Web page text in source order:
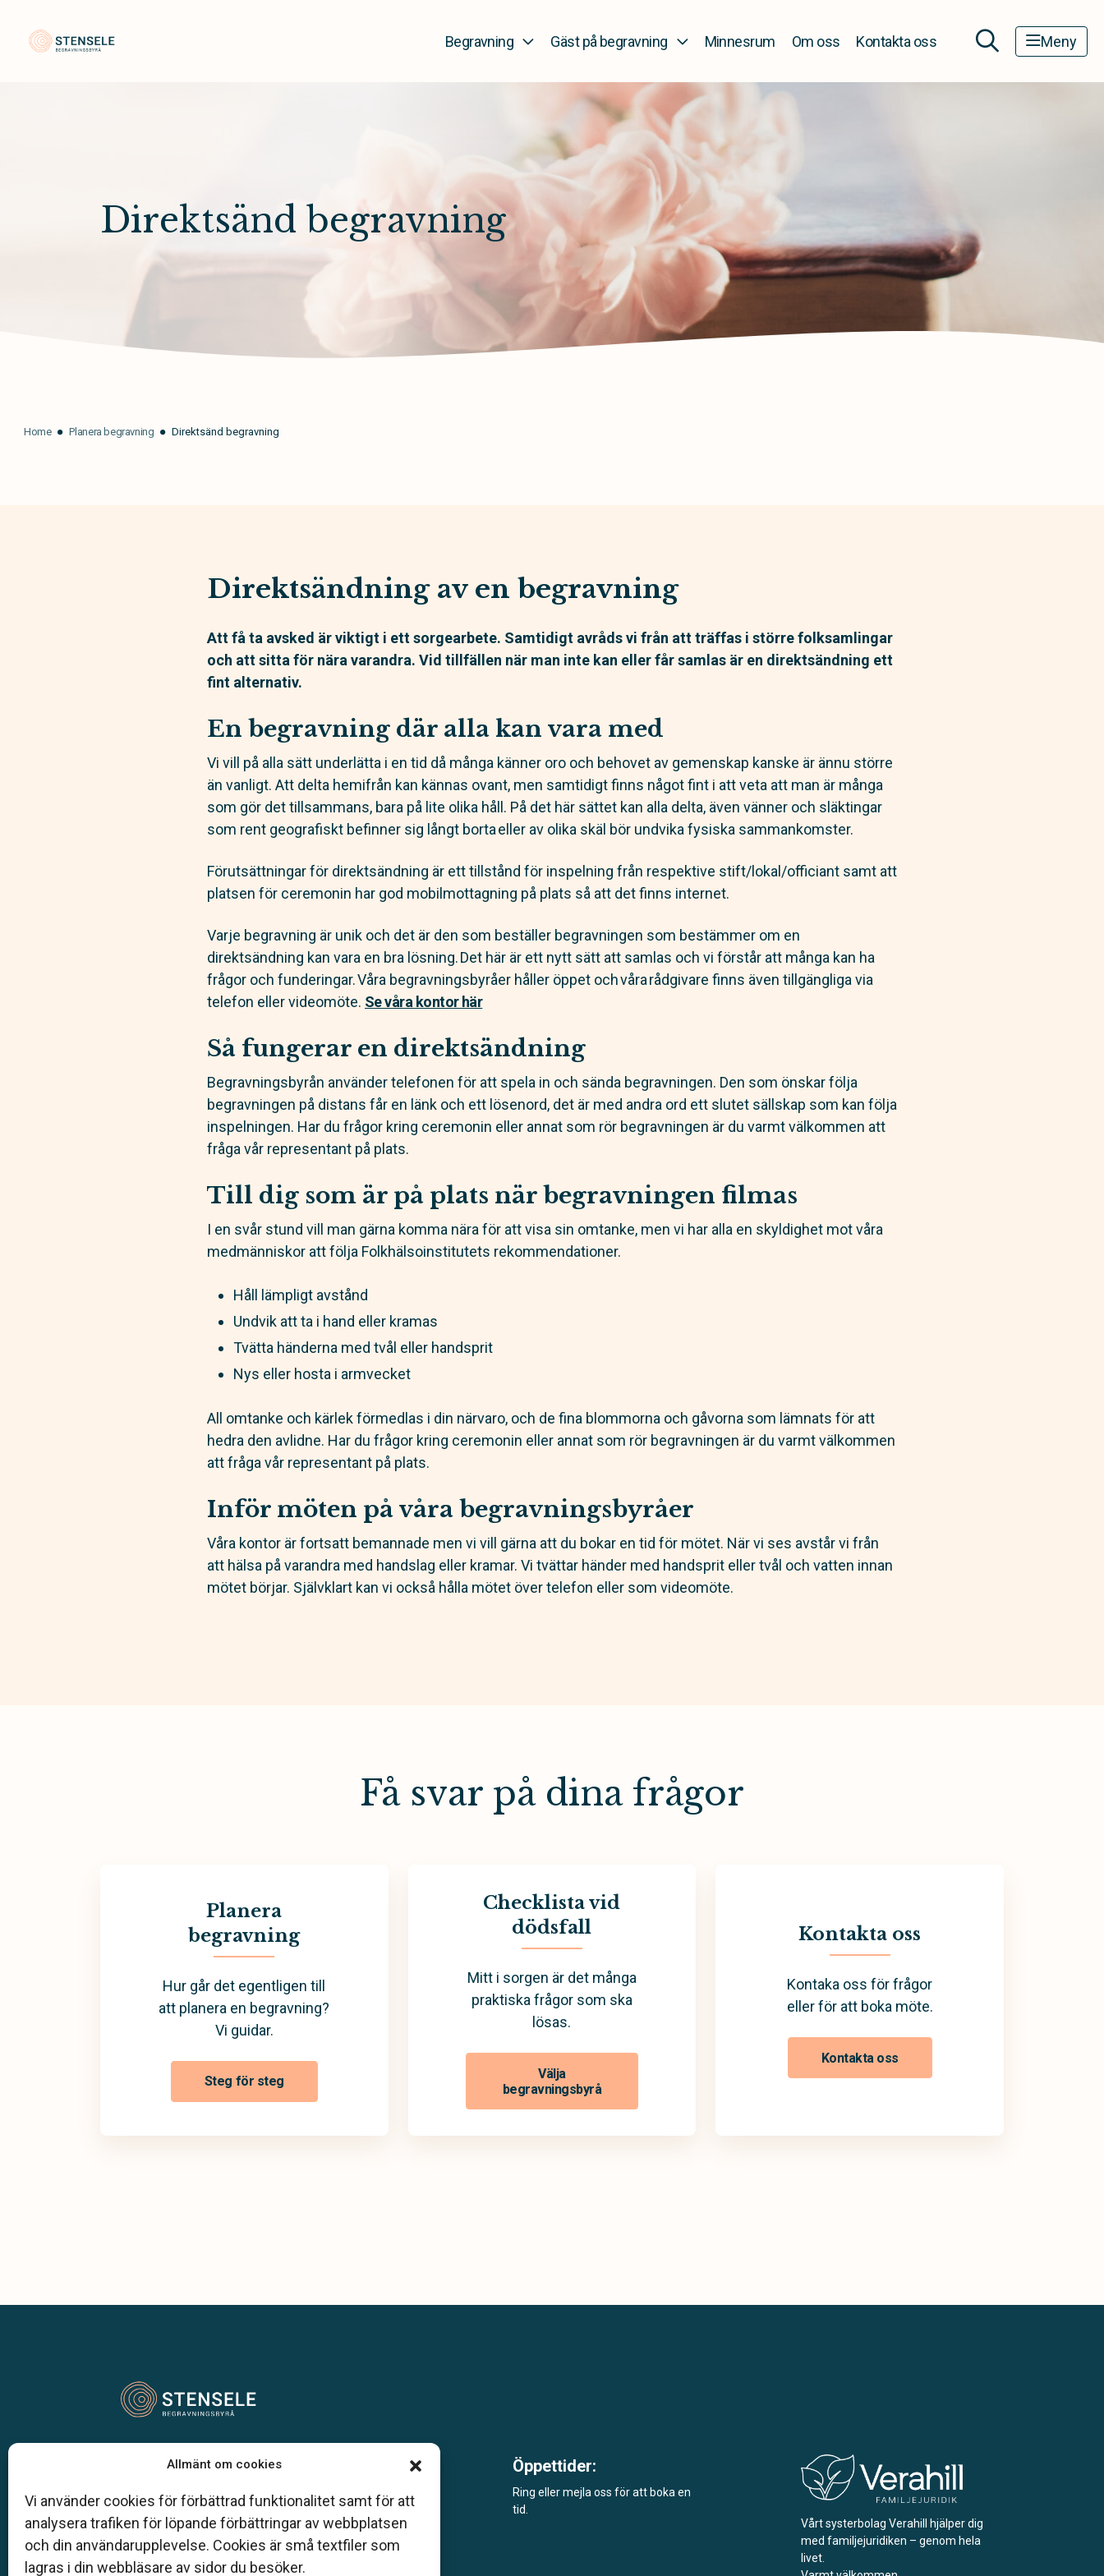
Allmänt om cookies
Vi använder cookies för förbättrad funktionalitet samt för att
analysera trafiken för löpande förbättringar av webbplatsen
och din användarupplevelse. Cookies är små textfiler som
lagras i din webbläsare av sidor du besöker.
Begravning Gäst på begravning Minnesrum Om oss Kontakta oss Meny
Direktsänd begravning
Home Planera begravning Direktsänd begravning
Direktsändning av en begravning
Att få ta avsked är viktigt i ett sorgearbete. Samtidigt avråds vi från att träffas i större folksamlingar
och att sitta för nära varandra. Vid tillfällen när man inte kan eller får samlas är en direktsändning ett
fint alternativ.
En begravning där alla kan vara med
Vi vill på alla sätt underlätta i en tid då många känner oro och behovet av gemenskap kanske är ännu större
än vanligt. Att delta hemifrån kan kännas ovant, men samtidigt finns något fint i att veta att man är många
som gör det tillsammans, bara på lite olika håll. På det här sättet kan alla delta, även vänner och släktingar
som rent geografiskt befinner sig långt borta eller av olika skäl bör undvika fysiska sammankomster.
Förutsättningar för direktsändning är ett tillstånd för inspelning från respektive stift/lokal/officiant samt att
platsen för ceremonin har god mobilmottagning på plats så att det finns internet.
Varje begravning är unik och det är den som beställer begravningen som bestämmer om en
direktsändning kan vara en bra lösning. Det här är ett nytt sätt att samlas och vi förstår att många kan ha
frågor och funderingar. Våra begravningsbyråer håller öppet och våra rådgivare finns även tillgängliga via
telefon eller videomöte. Se våra kontor här
Så fungerar en direktsändning
Begravningsbyrån använder telefonen för att spela in och sända begravningen. Den som önskar följa
begravningen på distans får en länk och ett lösenord, det är med andra ord ett slutet sällskap som kan följa
inspelningen. Har du frågor kring ceremonin eller annat som rör begravningen är du varmt välkommen att
fråga vår representant på plats.
Till dig som är på plats när begravningen filmas
I en svår stund vill man gärna komma nära för att visa sin omtanke, men vi har alla en skyldighet mot våra
medmänniskor att följa Folkhälsoinstitutets rekommendationer.
Håll lämpligt avstånd
Undvik att ta i hand eller kramas
Tvätta händerna med tvål eller handsprit
Nys eller hosta i armvecket
All omtanke och kärlek förmedlas i din närvaro, och de fina blommorna och gåvorna som lämnats för att
hedra den avlidne. Har du frågor kring ceremonin eller annat som rör begravningen är du varmt välkommen
att fråga vår representant på plats.
Inför möten på våra begravningsbyråer
Våra kontor är fortsatt bemannade men vi vill gärna att du bokar en tid för mötet. När vi ses avstår vi från
att hälsa på varandra med handslag eller kramar. Vi tvättar händer med handsprit eller tvål och vatten innan
mötet börjar. Självklart kan vi också hålla mötet över telefon eller som videomöte.
Få svar på dina frågor
Planera
begravning
Hur går det egentligen till
att planera en begravning?
Vi guidar.
Steg för steg
Checklista vid
dödsfall
Mitt i sorgen är det många
praktiska frågor som ska
lösas.
Välja
begravningsbyrå
Kontakta oss
Kontaka oss för frågor
eller för att boka möte.
Kontakta oss
Vår begravningsbyrå är en del av Klarahill.
auktoriserade inom Sveriges begravningsbyråers
förbund (SBF). Det personliga är centralt för oss, både
när det gäller bemötande och när vi utformar
skräddarsydda personliga begravningar.
Öppettider:
Ring eller mejla oss för att boka en
tid.
Vårt systerbolag Verahill hjälper dig
med familjejuridiken – genom hela
livet.